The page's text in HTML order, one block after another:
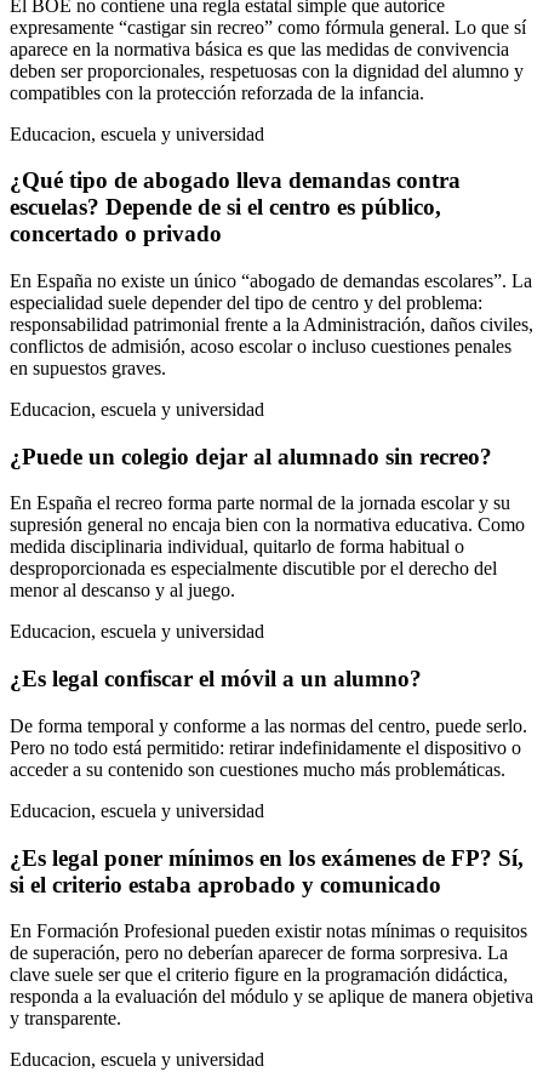
El BOE no contiene una regla estatal simple que autorice
expresamente “castigar sin recreo” como fórmula general. Lo que sí
aparece en la normativa básica es que las medidas de convivencia
deben ser proporcionales, respetuosas con la dignidad del alumno y
compatibles con la protección reforzada de la infancia.
Educacion, escuela y universidad
¿Qué tipo de abogado lleva demandas contra
escuelas? Depende de si el centro es público,
concertado o privado
En España no existe un único “abogado de demandas escolares”. La
especialidad suele depender del tipo de centro y del problema:
responsabilidad patrimonial frente a la Administración, daños civiles,
conflictos de admisión, acoso escolar o incluso cuestiones penales
en supuestos graves.
Educacion, escuela y universidad
¿Puede un colegio dejar al alumnado sin recreo?
En España el recreo forma parte normal de la jornada escolar y su
supresión general no encaja bien con la normativa educativa. Como
medida disciplinaria individual, quitarlo de forma habitual o
desproporcionada es especialmente discutible por el derecho del
menor al descanso y al juego.
Educacion, escuela y universidad
¿Es legal confiscar el móvil a un alumno?
De forma temporal y conforme a las normas del centro, puede serlo.
Pero no todo está permitido: retirar indefinidamente el dispositivo o
acceder a su contenido son cuestiones mucho más problemáticas.
Educacion, escuela y universidad
¿Es legal poner mínimos en los exámenes de FP? Sí,
si el criterio estaba aprobado y comunicado
En Formación Profesional pueden existir notas mínimas o requisitos
de superación, pero no deberían aparecer de forma sorpresiva. La
clave suele ser que el criterio figure en la programación didáctica,
responda a la evaluación del módulo y se aplique de manera objetiva
y transparente.
Educacion, escuela y universidad